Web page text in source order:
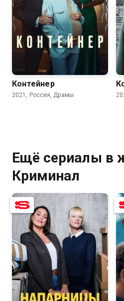
6.7
Контейнер
2021, Россия, Драмы
Ещё сериалы в
Криминал